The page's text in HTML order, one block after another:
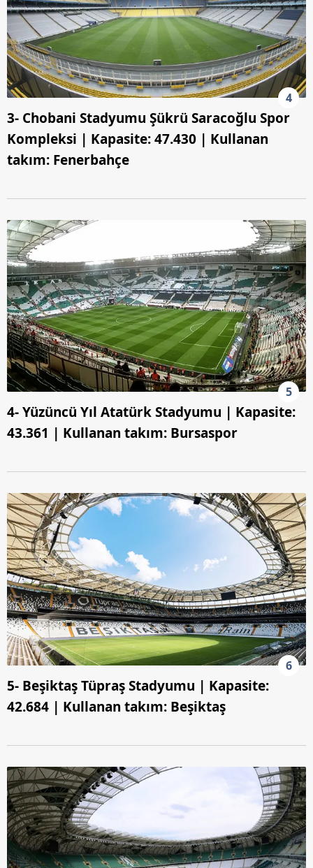
4
3- Chobani Stadyumu Şükrü Saracoğlu Spor
Kompleksi | Kapasite: 47.430 | Kullanan
takım: Fenerbahçe
5
4- Yüzüncü Yıl Atatürk Stadyumu | Kapasite:
43.361 | Kullanan takım: Bursaspor
6
5- Beşiktaş Tüpraş Stadyumu | Kapasite:
42.684 | Kullanan takım: Beşiktaş